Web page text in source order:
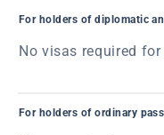
For holders of diplomatic
No visas required
For holders of ordinary